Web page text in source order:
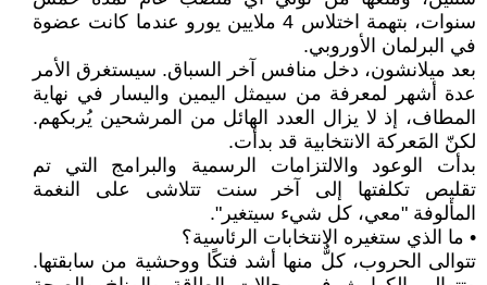
سنوات، بتهمة اختلاس 4 ملايين يورو عندما كانت عضوة
في البرلمان الأوروبي.
بعد ميلانشون، دخل منافس آخر السباق. سيستغرق الأمر
عدة أشهر لمعرفة من سيمثل اليمين واليسار في نهاية
المطاف، إذ لا يزال العدد الهائل من المرشحين يُربكهم.
لكنّ المَعركة الانتخابية قد بدأت.
بدأت الوعود والالتزامات الرسمية والبرامج التي تم
تقليص تكلفتها إلى آخر سنت تتلاشى على النغمة
المألوفة "معي، كل شيء سيتغير".
• ما الذي ستغيره الانتخابات الرئاسية؟
تتوالى الحروب، كلٌّ منها أشد فتكًا ووحشية من سابقتها.